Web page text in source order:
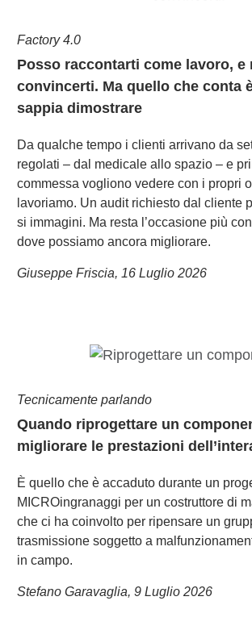
Factory 4.0
Posso raccontarti come lavoro, e
convincerti. Ma quello che conta
sappia dimostrare
Da qualche tempo i clienti arrivano da
regolati – dal medicale allo spazio – e
commessa vogliono vedere con i propri
lavoriamo. Un audit richiesto dal cliente
si immagini. Ma resta l’occasione più
dove possiamo ancora migliorare.
Giuseppe Friscia, 16 Luglio 2026
Tecnicamente parlando
Quando riprogettare un
migliorare le prestazioni
È quello che è accaduto durante un
MICROingranaggi per un costruttore di
che ci ha coinvolto per ripensare un
trasmissione soggetto a
in campo.
Stefano Garavaglia, 9 Luglio 2026